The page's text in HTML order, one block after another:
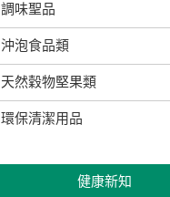
調味聖品
沖泡食品類
天然穀物堅果類
環保清潔用品
健康新知